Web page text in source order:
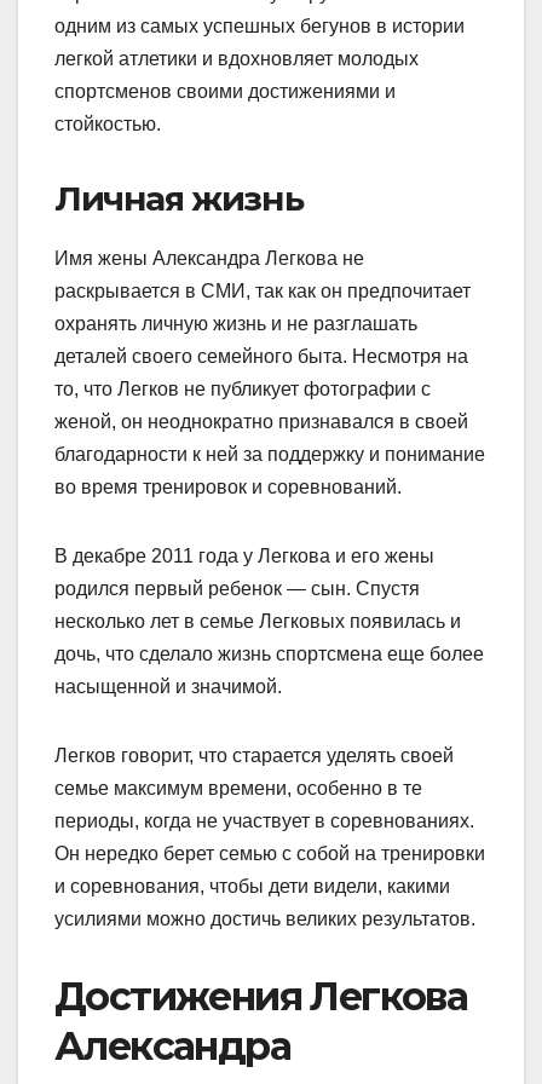
одним из самых успешных бегунов в истории
легкой атлетики и вдохновляет молодых
спортсменов своими достижениями и
стойкостью.
Личная жизнь
Имя жены Александра Легкова не
раскрывается в СМИ, так как он предпочитает
охранять личную жизнь и не разглашать
деталей своего семейного быта. Несмотря на
то, что Легков не публикует фотографии с
женой, он неоднократно признавался в своей
благодарности к ней за поддержку и понимание
во время тренировок и соревнований.
В декабре 2011 года у Легкова и его жены
родился первый ребенок — сын. Спустя
несколько лет в семье Легковых появилась и
дочь, что сделало жизнь спортсмена еще более
насыщенной и значимой.
Легков говорит, что старается уделять своей
семье максимум времени, особенно в те
периоды, когда не участвует в соревнованиях.
Он нередко берет семью с собой на тренировки
и соревнования, чтобы дети видели, какими
усилиями можно достичь великих результатов.
Достижения Легкова
Александра